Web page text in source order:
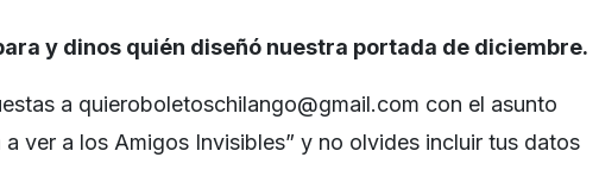
y dinos quién diseñó nuestra portada de diciembre.
a quieroboletoschilango@gmail.com con el asunto
a ver a los Amigos Invisibles” y no olvides incluir tus datos